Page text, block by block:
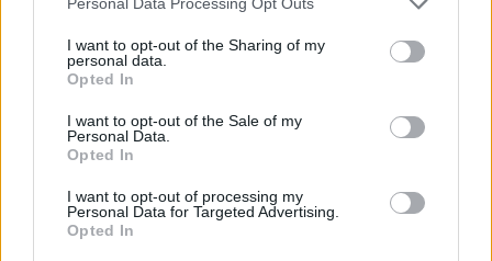
not limited to your visit or usage behaviour. You may click to
grant or deny consent to Google and its third-party tags to
use your data for below specified purposes in below Google
consent section.
I want to opt-out of the Sharing of my
personal data.
Opted In
I want to opt-out of the Sale of my
Personal Data.
Opted In
I want to opt-out of processing my
Personal Data for Targeted Advertising.
Opted In
Firenze ed è referente per scambi con